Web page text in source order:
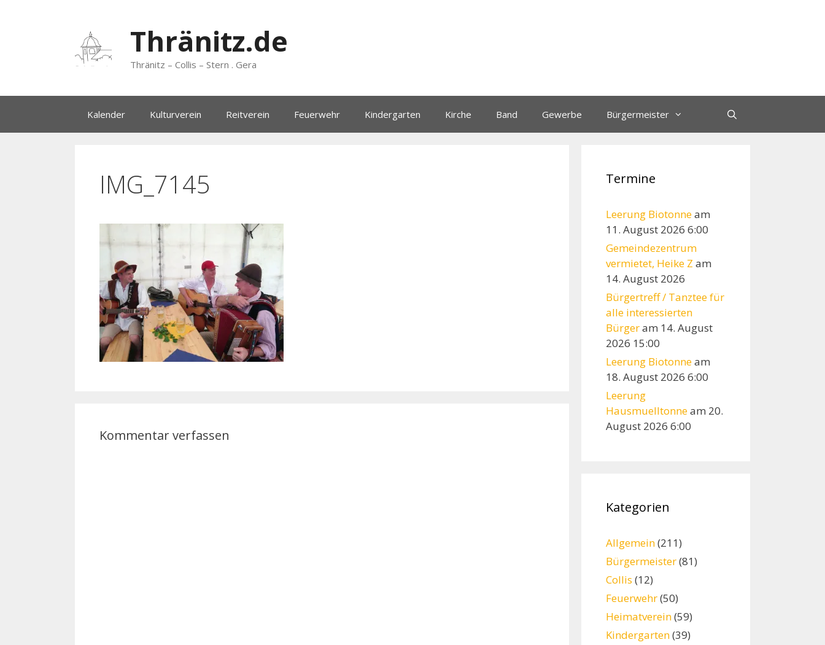
Thränitz.de
Thränitz – Collis – Stern . Gera
Kalender Kulturverein Reitverein Feuerwehr Kindergarten Kirche Band Gewerbe Bürgermeister
IMG_7145
Kommentar verfassen
Termine
Leerung Biotonneam
11. August 2026 6:00
Gemeindezentrum
vermietet, Heike Z am
14. August 2026
Bürgertreff / Tanztee für
alle interessierten
Bürgeram 14. August
2026 15:00
Leerung Biotonneam
18. August 2026 6:00
Leerung
Hausmuelltonneam 20.
August 2026 6:00
Kategorien
Allgemein(211)
Bürgermeister(81)
Collis (12)
Feuerwehr(50)
Heimatverein(59)
Kindergarten(39)